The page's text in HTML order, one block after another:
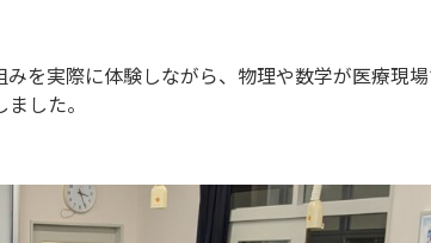
を実際に体験しながら、物理や数学が医療現
した。